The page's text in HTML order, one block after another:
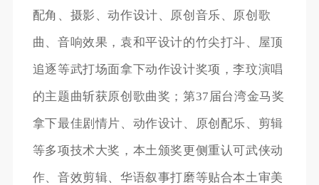
配角、摄影、动作设计、原创音乐、原创歌
曲、音响效果，袁和平设计的竹尖打斗、屋顶
追逐等武打场面拿下动作设计奖项，李玟演唱
的主题曲斩获原创歌曲奖；第37届台湾金马奖
拿下最佳剧情片、动作设计、原创配乐、剪辑
等多项技术大奖，本土颁奖更侧重认可武侠动
作、音效剪辑、华语叙事打磨等贴合本土审美